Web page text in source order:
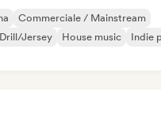
Commerciale / Mainstream
Drill/Jersey House music Indie